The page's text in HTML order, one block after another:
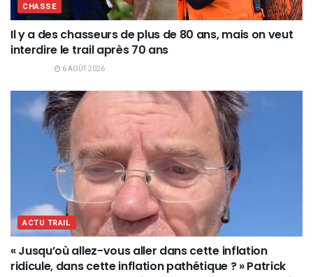
CHASSE
Il y a des chasseurs de plus de 80 ans, mais on veut
interdire le trail après 70 ans
6 AOÛT 2026
ACTU TRAIL
« Jusqu’où allez-vous aller dans cette inflation
ridicule, dans cette inflation pathétique ? » Patrick